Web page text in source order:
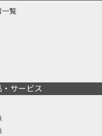
一覧
・サービス